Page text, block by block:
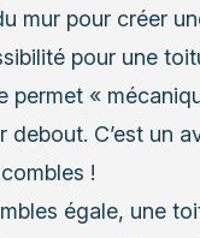
mur pour créer
pour une
permet «
debout. C’est un
!
égale, une